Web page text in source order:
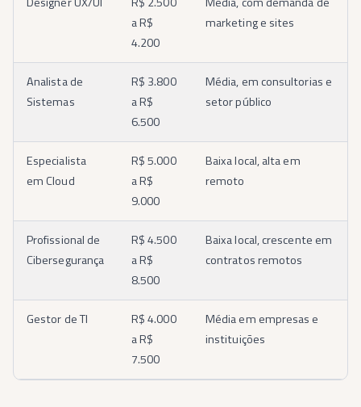
a R$
4.200
marketing e sites
Analista de
Sistemas
R$ 3.800
a R$
6.500
Média, em consultorias e
setor público
Especialista
em Cloud
R$ 5.000
a R$
9.000
Baixa local, alta em
remoto
Profissional de
Cibersegurança
R$ 4.500
a R$
8.500
Baixa local, crescente em
contratos remotos
Gestor de TI
R$ 4.000
a R$
7.500
Média em empresas e
instituições